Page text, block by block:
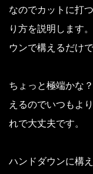
なのでカットに打
り方を説明します。
ウンで構えるだけで
ちょっと極端かな
えるのでいつもよ
れで大丈夫です。
ハンドダウンに構